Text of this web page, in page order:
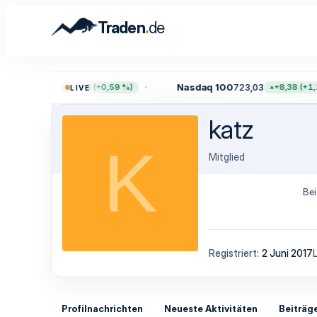
Traden.de
LIVE
+45,65 (+0,59 %) Nasdaq 100723,03 +8,38
K
katz
Mitglied
Registriert 2 Juni 2017
Profilnachrichten Neueste Aktivitäten